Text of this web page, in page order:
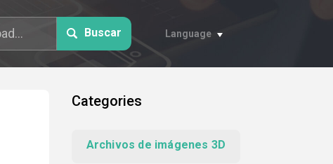
Buscar Language
Categories
Archivos de imágenes 3D